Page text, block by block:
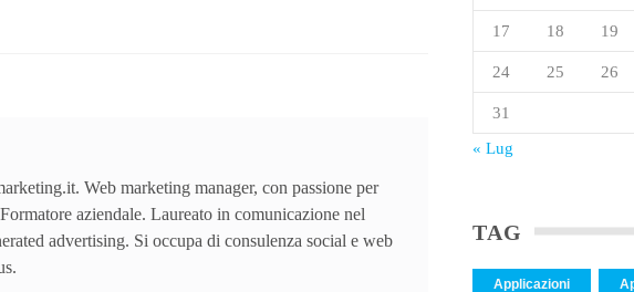
Web marketing manager, con passione per
aziendale. Laureato in comunicazione nel
advertising. Si occupa di consulenza social e web
17 18 19
24 25 26
31
« Lug
TAG
Applicazioni